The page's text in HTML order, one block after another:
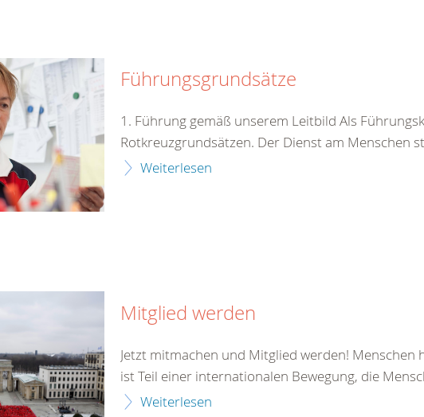
Führungsgrundsätze
1. Führung gemäß unserem Leitbild Als
Rotkreuzgrundsätzen. Der Dienst am Menschen
Weiterlesen
Mitglied werden
Jetzt mitmachen und Mitglied werden! Menschen
ist Teil einer internationalen Bewegung, die
Weiterlesen